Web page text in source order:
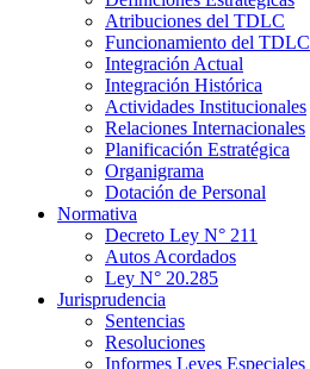
Atribuciones del TDLC
Funcionamiento del TDLC
Integración Actual
Integración Histórica
Actividades Institucionales
Relaciones Internacionales
Planificación Estratégica
Organigrama
Dotación de Personal
Normativa
Decreto Ley N° 211
Autos Acordados
Ley N° 20.285
Jurisprudencia
Sentencias
Resoluciones
Informes Leyes Especiales